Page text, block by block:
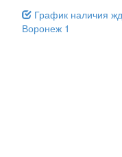
График наличия
Воронеж 1